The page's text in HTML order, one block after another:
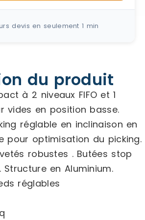
devis en seulement 1 min
du produit
à 2 niveaux FIFO et 1
vides en position basse.
réglable en inclinaison en
pour optimisation du picking.
robustes . Butées stop
en Aluminium.
réglables